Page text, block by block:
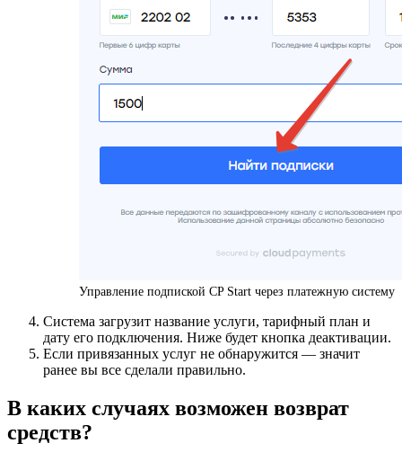
Управление подпиской CP Start через платежную систему
Система загрузит название услуги, тарифный план и
дату его подключения. Ниже будет кнопка деактивации.
Если привязанных услуг не обнаружится — значит
ранее вы все сделали правильно.
В каких случаях возможен возврат
средств?